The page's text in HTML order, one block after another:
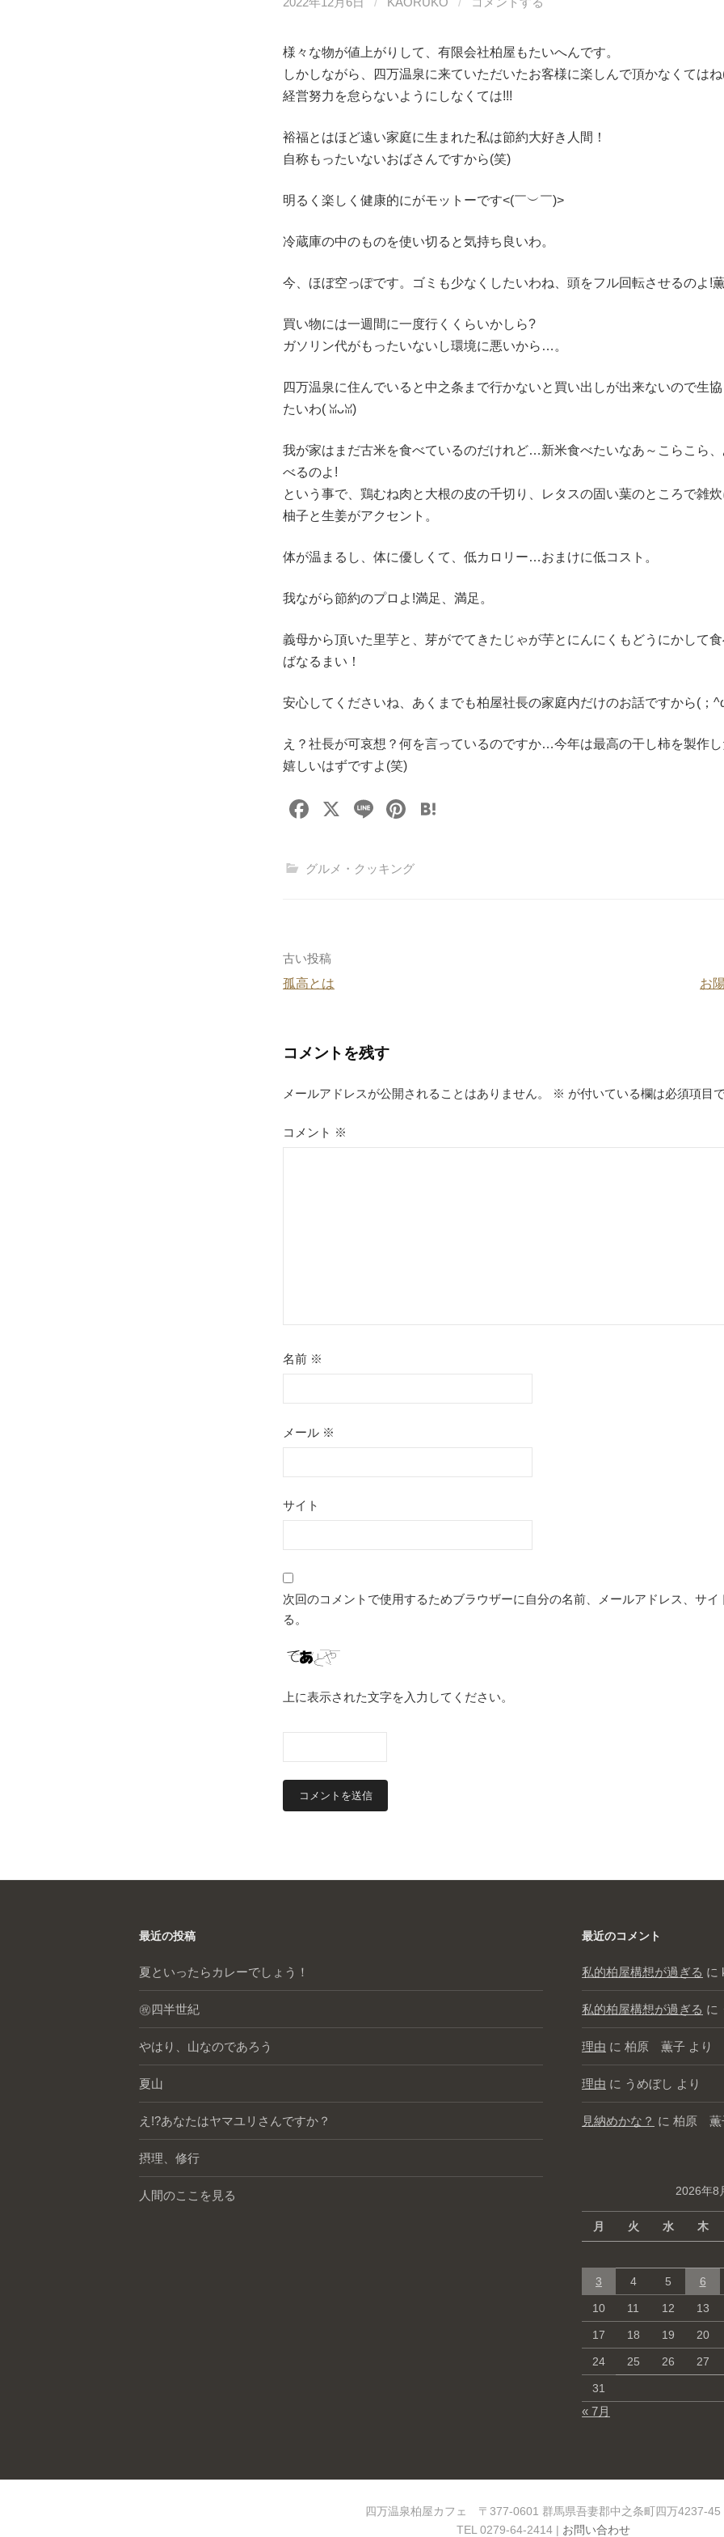
様々な物が値上がりして、有限会社柏屋もたいへんです。
しかしながら、四万温泉に来ていただいたお客様に楽しんで頂かなくては
経営努力を怠らないようにしなくては!!!
裕福とはほど遠い家庭に生まれた私は節約大好き人間！
自称もったいないおばさんですから(笑)
明るく楽しく健康的にがモットーです<⁠(⁠￣⁠︶⁠￣⁠)⁠>
冷蔵庫の中のものを使い切ると気持ち良いわ。
今、ほぼ空っぽです。ゴミも少なくしたいわね、頭をフル回転させるのよ!
買い物には一週間に一度行くくらいかしら?
ガソリン代がもったいないし環境に悪いから…。
四万温泉に住んでいると中之条まで行かないと買い出しが出来ないので生
たいわ(⁠ ⁠ꈍ⁠ᴗ⁠ꈍ⁠)
我が家はまだ古米を食べているのだけれど…新米食べたいなあ～こらこら
べるのよ!
という事で、鶏むね肉と大根の皮の千切り、レタスの固い葉のところで雑
柚子と生姜がアクセント。
体が温まるし、体に優しくて、低カロリー…おまけに低コスト。
我ながら節約のプロよ!満足、満足。
義母から頂いた里芋と、芽がでてきたじゃが芋とにんにくもどうにかして
ばなるまい！
安心してくださいね、あくまでも柏屋社長の家庭内だけのお話ですから(⁠；⁠
え？社長が可哀想？何を言っているのですか…今年は最高の干し柿を製作
嬉しいはずですよ(笑)
F
c
o
k
X
Li
e
Pi
er
グルメ・クッキング
投
稿
ビ
ゲ
ー
古い投稿
孤高とは
お
コメントを残す
メールアドレスが公開されることはありません。 ※ が付いている欄は必須項目
コメント ※
名前 ※
メール ※
サイト
次回のコメントで使用するためブラウザーに自分の名前、メールアドレス、サイ
る。
上に表示された文字を入力してください。
最近の投稿
夏といったらカレーでしょう！
㊗️四半世紀
やはり、山なのであろう
夏山
え!?あなたはヤマユリさんですか？
摂理、修行
人間のここを見る
最近のコメント
私的柏屋構想が過ぎる に
私的柏屋構想が過ぎる に
理由 に 柏原 薫子 より
理由 に うめぼし より
見納めかな？ に 柏原 薫
2026年8
月 火 水 木
3 4 5 6
10 11 12 13
17 18 19 20
24 25 26 27
31
« 7月
四万温泉柏屋カフェ 〒377-0601 群馬県吾妻郡中之条町四万4237-45
TEL 0279-64-2414 | お問い合わせ